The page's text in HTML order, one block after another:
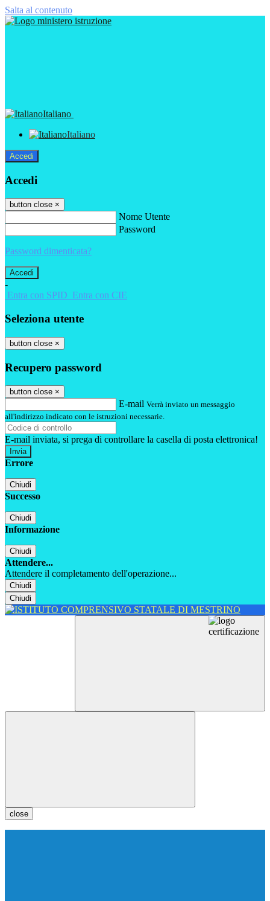
Salta al contenuto
Italiano
Italiano
Accedi
Accedi
button close ×
Nome Utente
Password
Password dimenticata?
-
Entra con SPID Entra con CIE
Seleziona utente
button close ×
Recupero password
button close ×
E-mail Verrà inviato un messaggio
all'indirizzo indicato con le istruzioni necessarie.
E-mail inviata, si prega di controllare la casella di posta elettronica!
Errore
Chiudi
Successo
Chiudi
Informazione
Chiudi
Attendere...
Attendere il completamento dell'operazione...
Chiudi
Chiudi
close